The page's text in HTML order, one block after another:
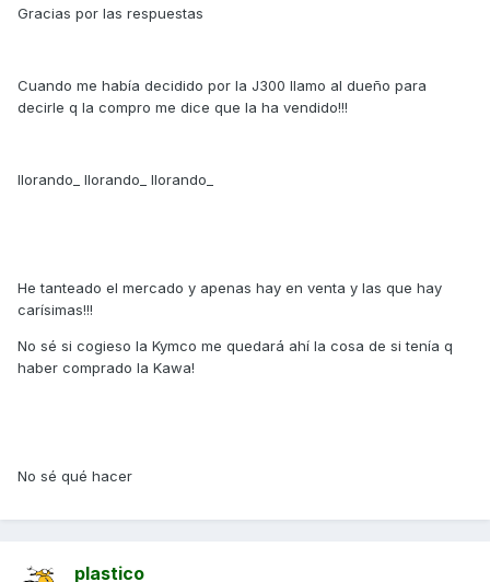
Gracias por las respuestas
Cuando me había decidido por la J300 llamo al dueño para
decirle q la compro me dice que la ha vendido!!!
llorando_ llorando_ llorando_
He tanteado el mercado y apenas hay en venta y las que hay
carísimas!!!
No sé si cogieso la Kymco me quedará ahí la cosa de si tenía q
haber comprado la Kawa!
No sé qué hacer
plastico